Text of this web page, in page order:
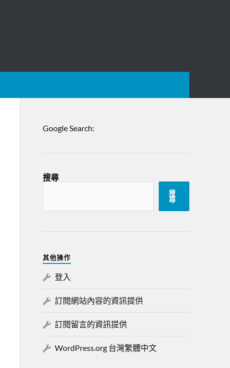
Google Search:
搜尋
搜
尋
其他操作
登入
訂閱網站內容的資訊提供
訂閱留言的資訊提供
WordPress.org 台灣繁體中文